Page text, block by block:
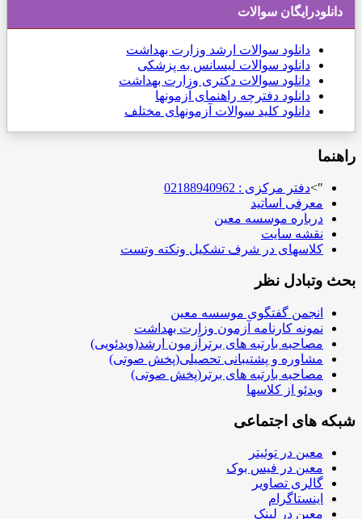
دانلودرایگان سوالات
دانلود سوالات ارشد وزارت بهداشت
دانلود سوالات لیسانس به پزشکی
دانلود سوالات دکتری وزارت بهداشت
دانلود دفترچه راهنمای آزمونها
دانلود کلید سوالات آزمونهای مختلف
راهنما
">دفتر مرکزی : 02188940962
معرفی اساتید
درباره موسسه معین
نقشه سایت
کلاسهای در شرف تشکیل ونکته وتست
بحث وتبادل نظر
انجمن گفتگوی موسسه معین
نمونه کارنامه آزمون وزارت بهداشت
مصاحبه بارتبه های برترآزمون ارشد(ویدئویی)
مشاوره و پشتیبانی تحصیلی(پخش صوتی)
مصاحبه بارتبه های برتر(پخش صوتی)
ویدئو از کلاسها
شبکه های اجتماعی
معین در توئیتر
معین در فیس بوک
گالری تصاویر
اینستاگرام
معین در لینک